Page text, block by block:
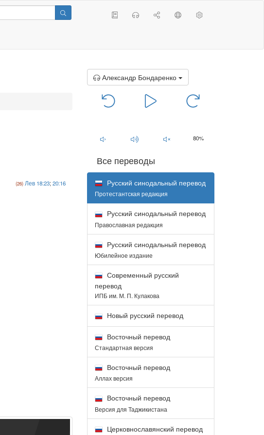
Лев 18:23;20:16
Александр Бондаренко
80%
Все переводы
Русский синодальный перевод
Протестантская редакция
Русский синодальный перевод
Православная редакция
Русский синодальный перевод
Юбилейное издание
Современный русский
перевод
ИПБ им. М. П. Кулакова
Новый русский перевод
Восточный перевод
Стандартная версия
Восточный перевод
Аллах версия
Восточный перевод
Версия для Таджикистана
Церковнославянский перевод